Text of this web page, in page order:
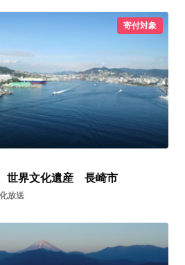
寄付対象
世界文化遺産 長崎市
放送